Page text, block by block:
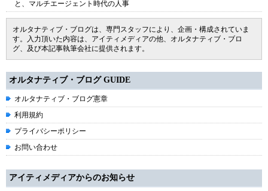
と、マルチエージェント時代の人事
オルタナティブ・ブログは、専門スタッフにより、企画・構成されていま
す。入力頂いた内容は、アイティメディアの他、オルタナティブ・ブロ
グ、及び本記事執筆会社に提供されます。
オルタナティブ・ブログ GUIDE
オルタナティブ・ブログ憲章
利用規約
プライバシーポリシー
お問い合わせ
アイティメディアからのお知らせ